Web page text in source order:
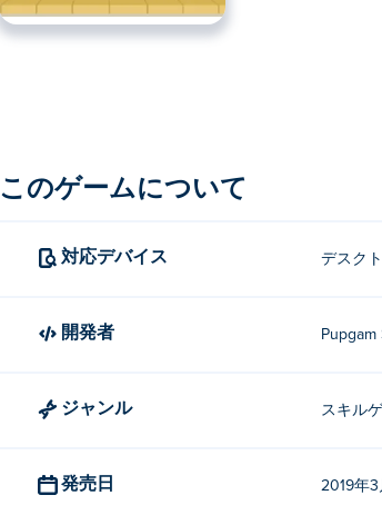
ここでBottle Flip. Bottle Flipはスキルゲームの
このゲームについて
対応デバイス デスク
開発者 Pupgam
ジャンル スキル
発売日 2019年3